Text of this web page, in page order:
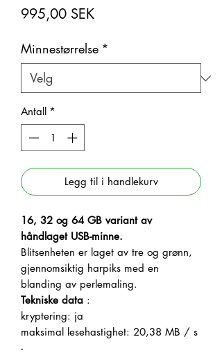
995,00 SEKPris
Minnestørrelse *
Antall *
Legg til i handlekurv
16, 32 og 64 GB variant av
håndlaget USB-minne.
Blitsenheten er laget av tre og grønn,
gjennomsiktig harpiks med en
blanding av perlemaling.
Tekniske data :
kryptering: ja
maksimal lesehastighet: 20,38 MB / s
-